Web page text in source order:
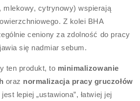
mlekowy, cytrynowy) wspierają
Z kolei BHA
ceniony za zdolność do pracy
się nadmiar sebum.
ten produkt, to minimalizowanie
oraz normalizacja pracy gruczołów
lepiej „ustawiona”, łatwiej jej